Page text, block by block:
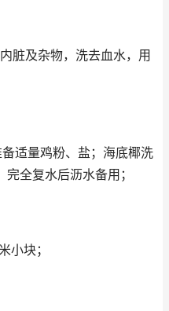
及杂物，洗去血水，用
适量鸡粉、盐；海底椰洗
全复水后沥水备用；
块；